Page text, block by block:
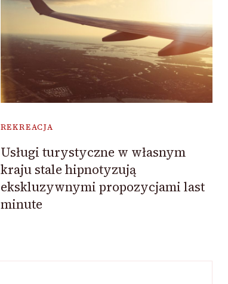
REKREACJA
Usługi turystyczne w własnym
kraju stale hipnotyzują
ekskluzywnymi propozycjami last
minute